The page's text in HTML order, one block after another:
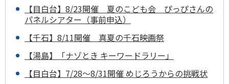
【目白台】8/23開催 夏のこども会 ぴっぴさんの
パネルシアター（事前申込）
【千石】8/11開催 真夏の千石映画祭
【湯島】「ナゾとき キーワードラリー」
【目白台】7/28～8/31開催 めじろうからの挑戦状